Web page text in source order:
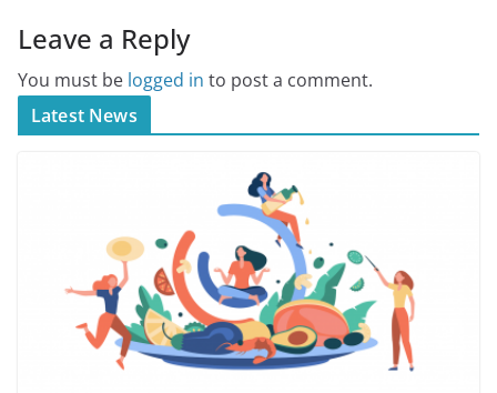
Leave a Reply
You must be logged in to post a comment.
Latest News